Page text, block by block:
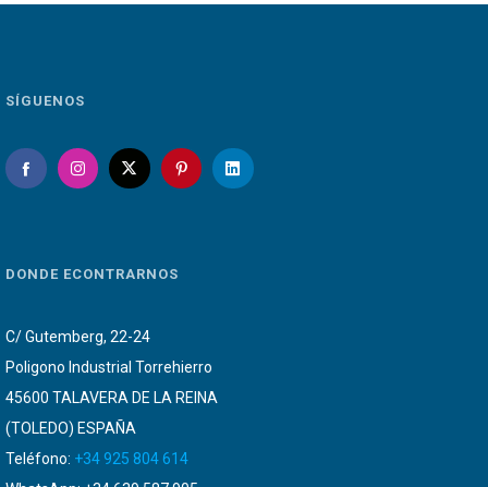
SÍGUENOS
DONDE ECONTRARNOS
C/ Gutemberg, 22-24
Poligono Industrial Torrehierro
45600 TALAVERA DE LA REINA
(TOLEDO) ESPAÑA
Teléfono: +34 925 804 614